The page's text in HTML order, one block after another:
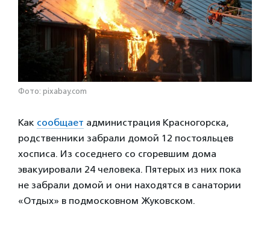
Фото: pixabay.com
Как сообщает администрация Красногорска,
родственники забрали домой 12 постояльцев
хосписа. Из соседнего со сгоревшим дома
эвакуировали 24 человека. Пятерых из них пока
не забрали домой и они находятся в санатории
«Отдых» в подмосковном Жуковском.